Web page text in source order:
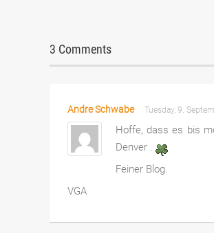
3 Comments
Andre Schwabe Tuesday, 9.
Hoffe, dass es bis
Denver .
Feiner Blog.
VGA